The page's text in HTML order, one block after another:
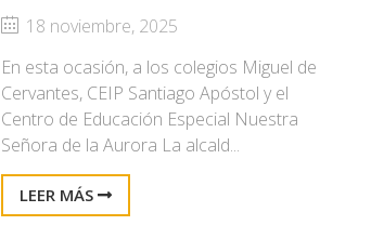
18 noviembre, 2025
En esta ocasión, a los colegios Miguel de
Cervantes, CEIP Santiago Apóstol y el
Centro de Educación Especial Nuestra
Señora de la Aurora La alcald...
LEER MÁS